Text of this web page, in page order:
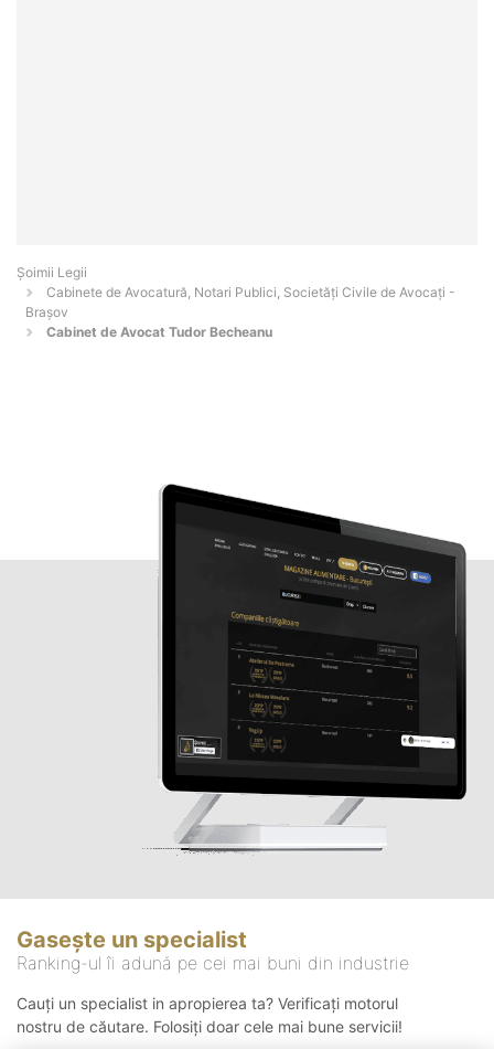
Șoimii Legii
Cabinete de Avocatură, Notari Publici, Societăți Civile de Avocați -
Braşov
Cabinet de Avocat Tudor Becheanu
Gasește un specialist
Ranking-ul îi adună pe cei mai buni din industrie
Cauți un specialist in apropierea ta? Verificați motorul
nostru de căutare. Folosiți doar cele mai bune servicii!